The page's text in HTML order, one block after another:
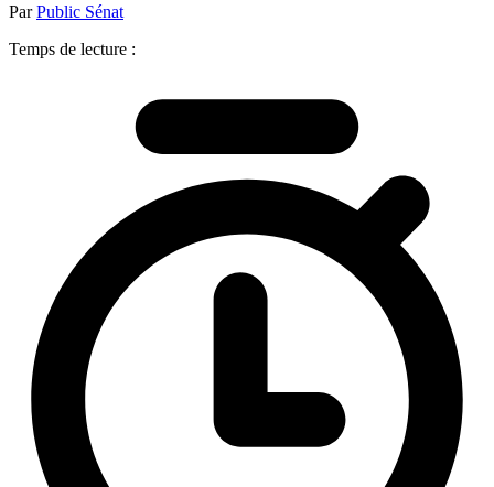
ParPublic Sénat
Temps de lecture :